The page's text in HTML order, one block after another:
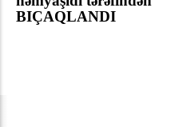
BIÇAQLANDI